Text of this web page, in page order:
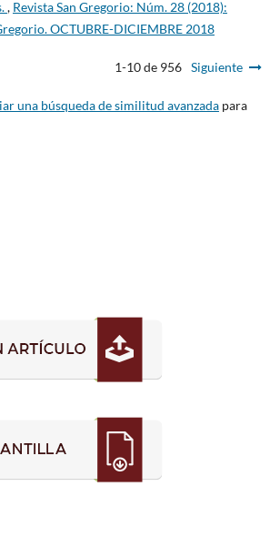
, Revista San Gregorio: Núm. 28 (2018):
OCTUBRE-DICIEMBRE 2018
1-10 de 956 Siguiente
una búsqueda de similitud avanzadapara